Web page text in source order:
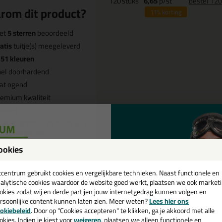
dit product?
5 sterrenbeoordeeld
tuitje(s) meegeleverd
51 kleuren
doorhardend
ogend
kwaliteit
geschikt in de buurt van
11%korting
Omschrijving Video
S110 310ml in RAL 7021
gebruikt cookies en vergelijkbare technieken. Naast functionele en
cookies waardoor de website goed werkt, plaatsen we ook
zodat wij en derde partijen jouw internetgedrag kunnen volgen en
content kunnen laten zien. Meer weten?Lees hier ons
. Door op "Cookies accepteren" te klikken, ga je akkoord met alle
💚
en ontvang een
€35,-bij je eerste bestelling!